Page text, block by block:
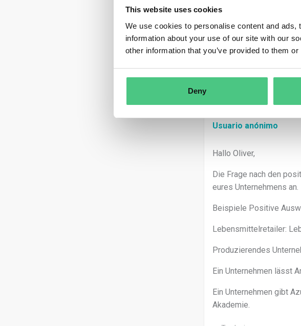
This website uses cookies
We use cookies to personalise content and
information about your use of our site with our
other information that you’ve provided to them
Deny
Zusammenhang mit
Traducir
Usuario anónimo
Hallo Oliver,
Die Frage nach den
eures Unternehmens an.
Beispiele Positive
Lebensmittelretailer:
Produzierendes
Ein Unternehmen lässt
Ein Unternehmen gibt
Akademie.